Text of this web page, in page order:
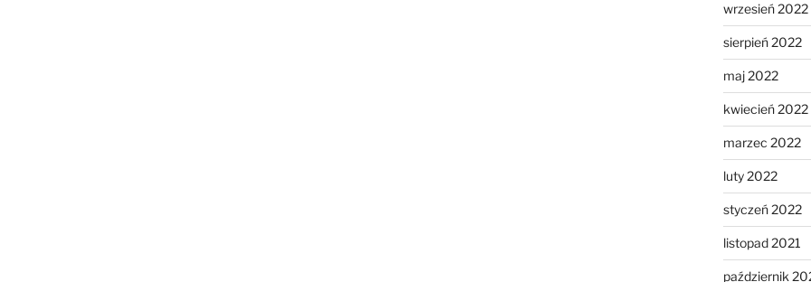
wrzesień 2022
sierpień 2022
maj 2022
kwiecień 2022
marzec 2022
luty 2022
styczeń 2022
listopad 2021
październik